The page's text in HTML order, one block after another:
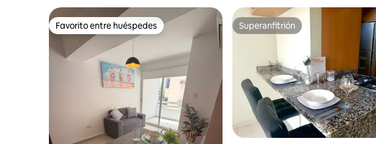
Favorito entre huéspedes
Favorito entre huéspedes Superanfitrión
Superanfitrión